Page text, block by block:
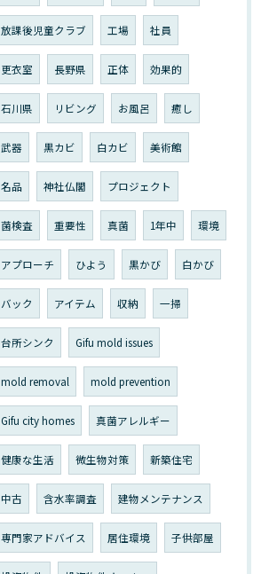
放課後児童クラブ 工場 社員
更衣室 長野県 正体 効果的
石川県 リビング お風呂 癒し
武器 黒カビ 白カビ 美術館
名品 神社仏閣 プロジェクト
菌検査 重要性 真菌 1年中 環境
アプローチ ひよう 黒かび 白かび
バック アイテム 収納 一掃
台所シンク Gifu mold issues
mold removal mold prevention
Gifu city homes 真菌アレルギー
健康な生活 微生物対策 新築住宅
中古 含水率調査 建物メンテナンス
専門家アドバイス 居住環境 子供部屋